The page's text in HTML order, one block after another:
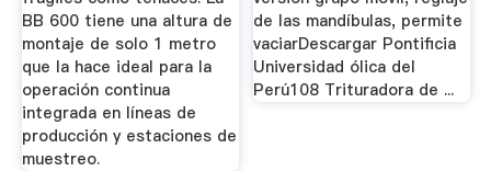
BB 600 tiene una altura de
montaje de solo 1 metro
que la hace ideal para la
operación continua
integrada en líneas de
producción y estaciones de
muestreo.
de las mandíbulas, permite
vaciarDescargar Pontificia
Universidad ólica del
Perú108 Trituradora de ...